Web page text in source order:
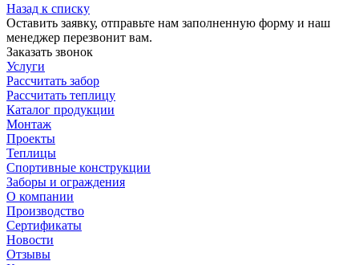
Назад к списку
Оставить заявку, отправьте нам заполненную форму и наш
менеджер перезвонит вам.
Заказать звонок
Услуги
Рассчитать забор
Рассчитать теплицу
Каталог продукции
Монтаж
Проекты
Теплицы
Спортивные конструкции
Заборы и ограждения
О компании
Производство
Сертификаты
Новости
Отзывы